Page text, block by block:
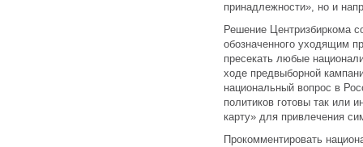
принадлежности», но и
Решение Центризбиркома
обозначенного уходящим
пресекать любые
ходе предвыборной
национальный вопрос в
политиков готовы так или
карту» для привлечения
Прокомментировать